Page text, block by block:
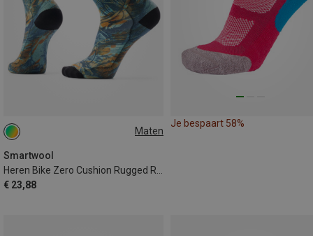
Maten
Smartwool
€ 23,88
42|43|44|45
Je bespaart 58%